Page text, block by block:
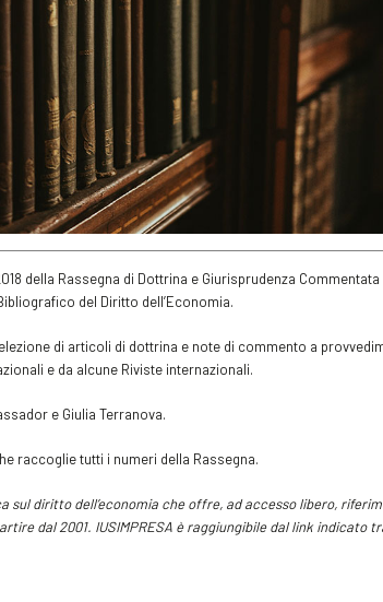
della Rassegna di Dottrina e Giurisprudenza
del Diritto dell’Economia.
di articoli di dottrina e note di commento a
e da alcune Riviste internazionali.
e Giulia Terranova.
raccoglie tutti i numeri della Rassegna.
sul diritto dell’economia che offre, ad accesso libero,
dal 2001. IUSIMPRESA è raggiungibile dal link indicato